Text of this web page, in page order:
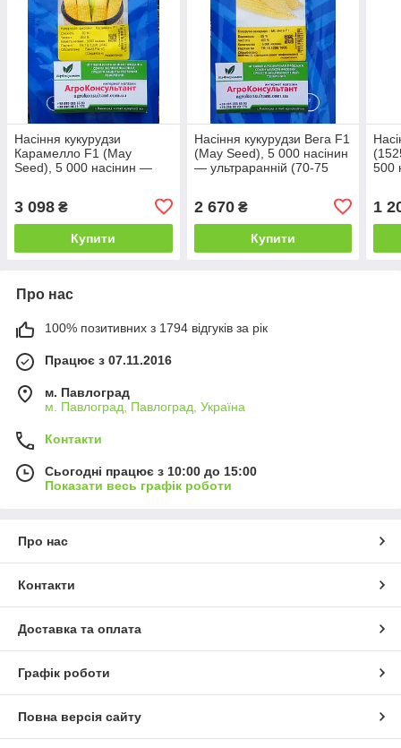
Насіння кукурудзи
Карамелло F1 (May
Seed), 5 000 насінин —
3 098 ₴
Купити
Насіння кукурудзи Вега F1
(May Seed), 5 000 насінин
— ультраранній (70-75
2 670₴
Купити
500
1
Про нас
100% позитивних з 1794 відгуків за рік
Працює з 07.11.2016
м. Павлоград
м. Павлоград, Павлоград, Україна
Контакти
Сьогодні працює з 10:00 до 15:00
Показати весь графік роботи
Про нас
Контакти
Доставка та оплата
Графік роботи
Повна версія сайту